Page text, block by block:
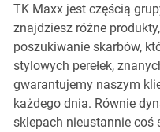
TK Maxx jest częścią
znajdziesz różne
poszukiwanie skarbów,
stylowych perełek,
gwarantujemy naszym
każdego dnia. Równie
sklepach nieustannie coś